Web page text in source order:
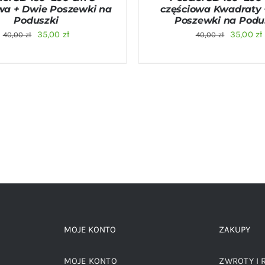
+ Dwie Poszewki na
Poduszki
40,00zł
Pierwotna
35,00 złAktualna
częściowa Kwadraty
Poszewki na
40,00zł
Pierwotna
35,00 zł
MOJE KONTO
MOJE KONTO
ZAKUPY
ZWROTY I